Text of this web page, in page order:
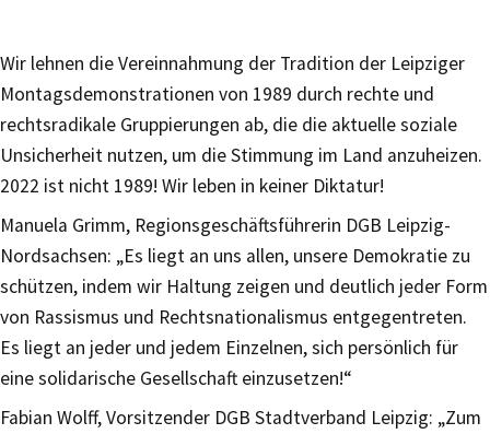
Wir lehnen die Vereinnahmung der Tradition der Leipziger
Montagsdemonstrationen von 1989 durch rechte und
rechtsradikale Gruppierungen ab, die die aktuelle soziale
Unsicherheit nutzen, um die Stimmung im Land anzuheizen.
2022 ist nicht 1989! Wir leben in keiner Diktatur!
Manuela Grimm, Regionsgeschäftsführerin DGB Leipzig-
Nordsachsen: „Es liegt an uns allen, unsere Demokratie zu
schützen, indem wir Haltung zeigen und deutlich jeder Form
von Rassismus und Rechtsnationalismus entgegentreten.
Es liegt an jeder und jedem Einzelnen, sich persönlich für
eine solidarische Gesellschaft einzusetzen!“
Fabian Wolff, Vorsitzender DGB Stadtverband Leipzig: „Zum